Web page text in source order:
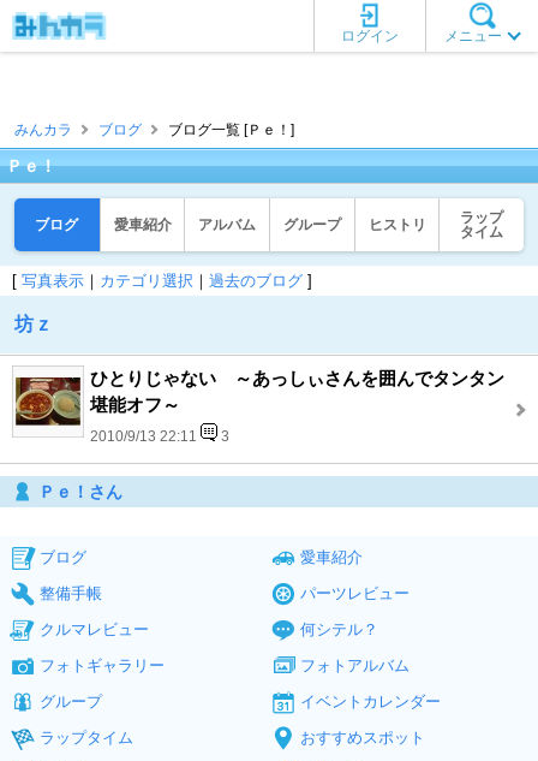
メニュー
ログイン
みんカラ ブログ ブログ一覧 [Ｐｅ！]
Ｐｅ！
ブログ 愛車紹介 アルバム グループ ヒストリ
ラップ
タイム
[ 写真表示 ｜ カテゴリ選択 ｜ 過去のブログ ]
坊ｚ
ひとりじゃない ～あっしぃさんを囲んでタンタン
堪能オフ～
2010/9/13 22:11 3
Ｐｅ！さん
ブログ
愛車紹介
整備手帳
パーツレビュー
クルマレビュー
何シテル？
フォトギャラリー
フォトアルバム
グループ
イベントカレンダー
ラップタイム
おすすめスポット